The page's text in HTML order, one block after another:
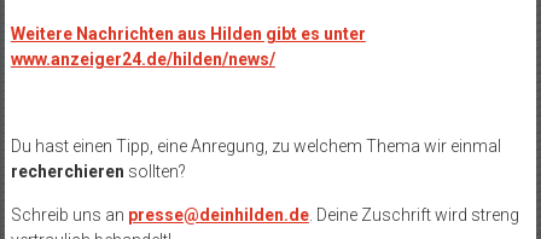
Weitere Nachrichten aus Hilden gibt es unter
www.anzeiger24.de/hilden/news/
Du hast einen Tipp, eine Anregung, zu welchem Thema wir einmal
recherchieren sollten?
Schreib uns an presse@deinhilden.de. Deine Zuschrift wird streng